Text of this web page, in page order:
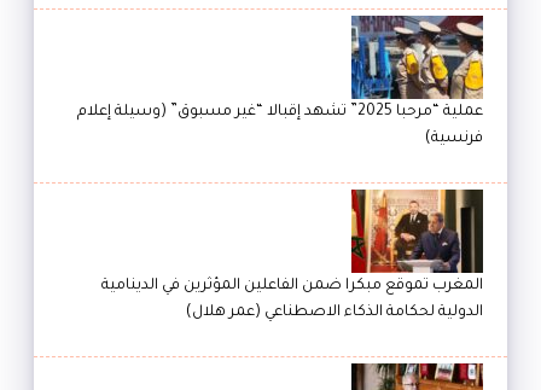
عملية “مرحبا 2025” تشهد إقبالا “غير مسبوق” (وسيلة إعلام
فرنسية)
المغرب تموقع مبكرا ضمن الفاعلين المؤثرين في الدينامية
الدولية لحكامة الذكاء الاصطناعي (عمر هلال)